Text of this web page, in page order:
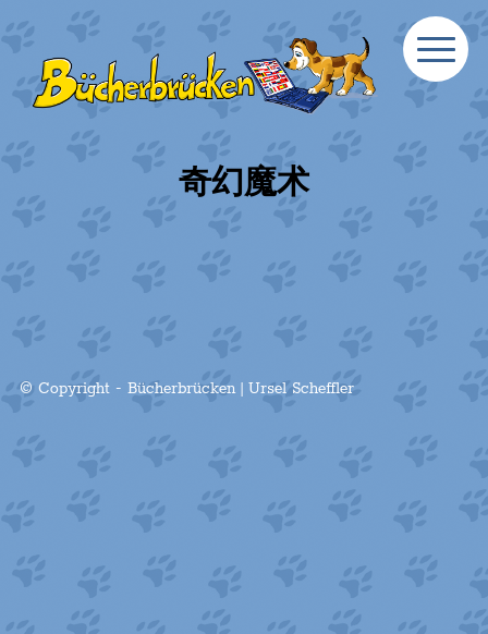
奇幻魔术
© Copyright - Bücherbrücken | Ursel Scheffler